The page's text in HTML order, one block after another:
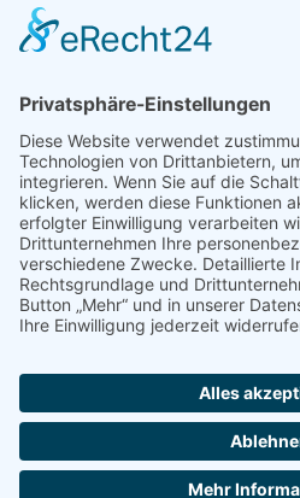
SEO Blog
seo-trainee.de
seokratie.de
Tags
Android Android Phone Anwendung App
Entwicklung Google Handy Internet
Copyright 2004 - 2026 byseekXL- Die